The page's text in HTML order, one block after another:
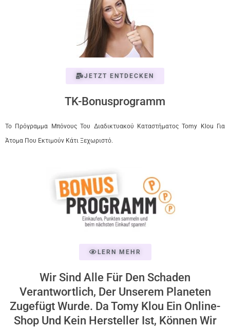
JETZT ENTDECKEN
TK-Bonusprogramm
Το Πρόγραμμα Μπόνους Του Διαδικτυακού Καταστήματος Tomy Klou Για
Άτομα Που Εκτιμούν Κάτι Ξεχωριστό.
LERN MEHR
Wir Sind Alle Für Den Schaden
Verantwortlich, Der Unserem Planeten
Zugefügt Wurde. Da Tomy Klou Ein Online-
Shop Und Kein Hersteller Ist, Können Wir